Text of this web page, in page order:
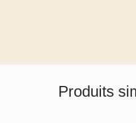
Produits